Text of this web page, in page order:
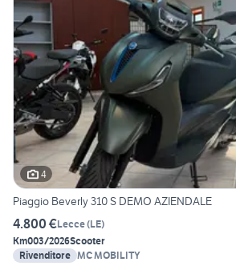
4
Piaggio Beverly 310 S DEMO AZIENDALE
4.800 €Lecce(LE)
Km003/2026Scooter
Rivenditore MC MOBILITY